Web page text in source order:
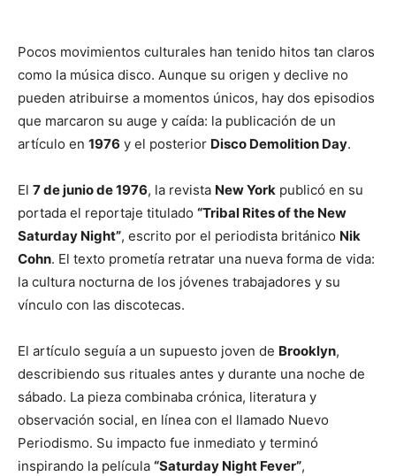
Pocos movimientos culturales han tenido hitos tan claros
como la música disco. Aunque su origen y declive no
pueden atribuirse a momentos únicos, hay dos episodios
que marcaron su auge y caída: la publicación de un
artículo en 1976 y el posterior Disco Demolition Day.
El 7 de junio de 1976, la revista New York publicó en su
portada el reportaje titulado “Tribal Rites of the New
Saturday Night”, escrito por el periodista británico Nik
Cohn. El texto prometía retratar una nueva forma de vida:
la cultura nocturna de los jóvenes trabajadores y su
vínculo con las discotecas.
El artículo seguía a un supuesto joven de Brooklyn,
describiendo sus rituales antes y durante una noche de
sábado. La pieza combinaba crónica, literatura y
observación social, en línea con el llamado Nuevo
Periodismo. Su impacto fue inmediato y terminó
inspirando la película “Saturday Night Fever”,